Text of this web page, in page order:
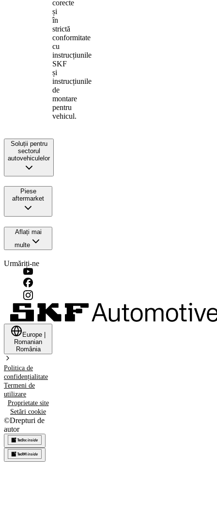
corecte
și
în
strictă
conformitate
cu
instrucțiunile
SKF
și
instrucțiunile
de
montare
pentru
vehicul.
Soluții pentru
sectorul
autovehiculelor
Piese
aftermarket
Aflați mai
multe
Urmăriți-ne
Europe
Romanian
România
Politica de
confidențialitate
Termeni de
utilizare
Proprietate site
Setări cookie
©Drepturi de
autor